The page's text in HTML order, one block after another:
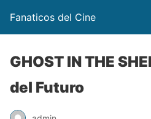
Fanaticos del Cine
GHOST IN THE
del Futuro